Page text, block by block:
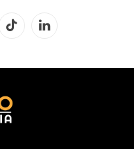
TikTok LinkedIn